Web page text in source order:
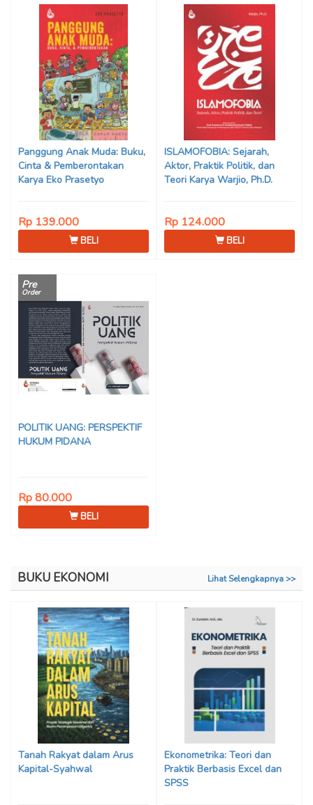
Panggung Anak Muda: Buku,
Cinta & Pemberontakan
Karya Eko Prasetyo
Rp 139.000
BELI
ISLAMOFOBIA: Sejarah,
Aktor, Praktik Politik, dan
Teori Karya Warjio, Ph.D.
Rp 124.000
BELI
Pre
Order
POLITIK UANG: PERSPEKTIF
HUKUM PIDANA
Rp 80.000
BELI
BUKU EKONOMI Lihat Selengkapnya >>
Tanah Rakyat dalam Arus
Kapital-Syahwal
Ekonometrika: Teori dan
Praktik Berbasis Excel dan
SPSS